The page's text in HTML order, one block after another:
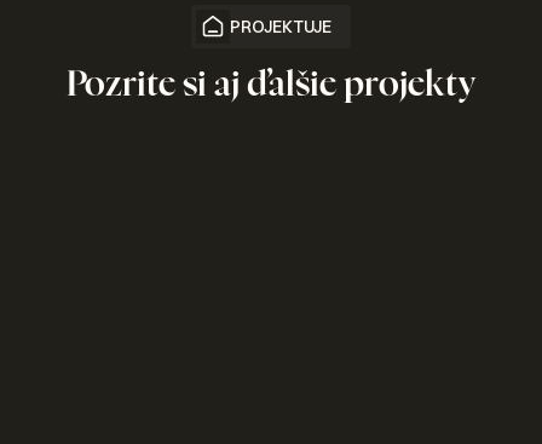
PROJEKTUJE
Pozrite si aj ďalšie projekty